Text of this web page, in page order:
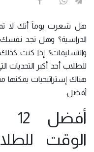
هل شعرت يوماً أنك لا
الدراسية؟ وهل تجد
والتسليمات؟ إذا كنت
للطلاب أحد أكبر التحديات
هناك إستراتيجيات
أفضل.
الوقت